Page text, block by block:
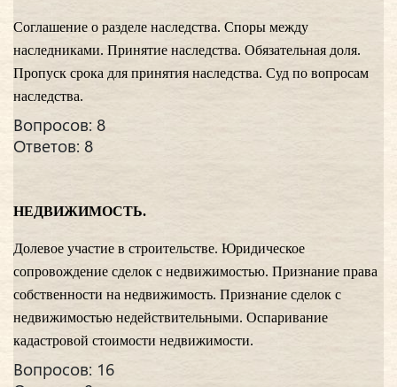
Соглашение о разделе наследства. Споры между
наследниками. Принятие наследства. Обязательная доля.
Пропуск срока для принятия наследства. Суд по вопросам
наследства.
Вопросов: 8
Ответов: 8
НЕДВИЖИМОСТЬ.
Долевое участие в строительстве. Юридическое
сопровождение сделок с недвижимостью. Признание права
собственности на недвижимость. Признание сделок с
недвижимостью недействительными. Оспаривание
кадастровой стоимости недвижимости.
Вопросов: 16